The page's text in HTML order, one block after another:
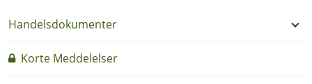
Handelsdokumenter
Korte Meddelelser